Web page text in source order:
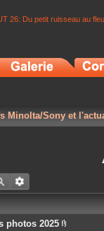
26: Du petit ruisseau au
Minolta/Sony et
photos 2025